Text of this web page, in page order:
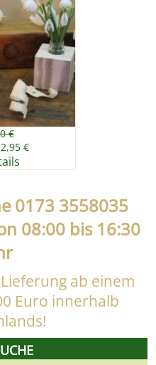
€
€
0173 3558035
08:00 bis 16:30
ab einem
Euro innerhalb